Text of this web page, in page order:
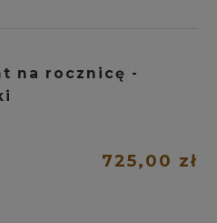
na rocznicę -
725,00 zł